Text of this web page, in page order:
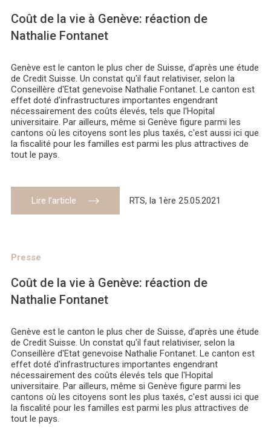
Coût de la vie à Genève: réaction de
Nathalie Fontanet
Genève est le canton le plus cher de Suisse, d’après une étude
de Credit Suisse. Un constat qu'il faut relativiser, selon la
Conseillère d'Etat genevoise Nathalie Fontanet. Le canton est
effet doté d'infrastructures importantes engendrant
nécessairement des coûts élevés, tels que l'Hopital
universitaire. Par ailleurs, même si Genève figure parmi les
cantons où les citoyens sont les plus taxés, c'est aussi ici que
la fiscalité pour les familles est parmi les plus attractives de
tout le pays.
Lire l’article RTS, la 1ère 25.05.2021
Presse
Coût de la vie à Genève: réaction de
Nathalie Fontanet
Genève est le canton le plus cher de Suisse, d’après une étude
de Credit Suisse. Un constat qu'il faut relativiser, selon la
Conseillère d'Etat genevoise Nathalie Fontanet. Le canton est
effet doté d'infrastructures importantes engendrant
nécessairement des coûts élevés tels que l'Hopital
universitaire. Par ailleurs, même si Genève figure parmi les
cantons où les citoyens sont les plus taxés, c'est aussi ici que
la fiscalité pour les familles est parmi les plus attractives de
tout le pays.